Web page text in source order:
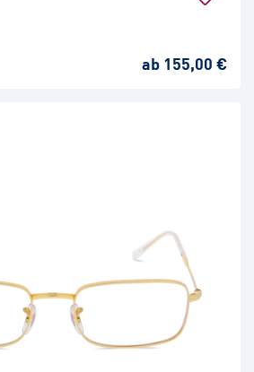
ab 155,00 €